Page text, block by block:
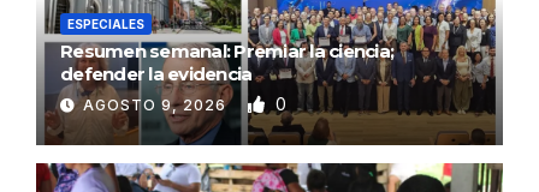
ESPECIALES
Resumen semanal: Premiar la ciencia;
defender la evidencia
AGOSTO 9, 2026 0